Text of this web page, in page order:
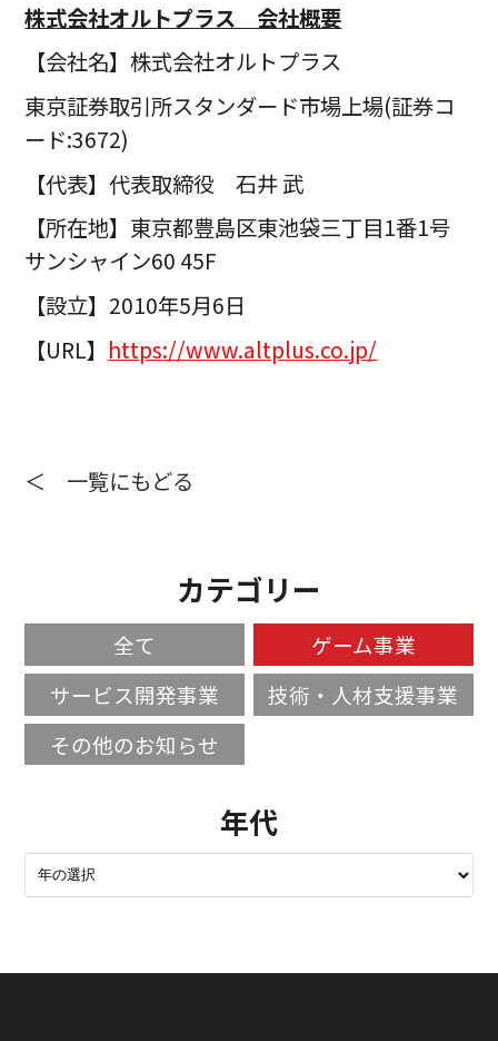
株式会社オルトプラス 会社概要
【会社名】株式会社オルトプラス
東京証券取引所スタンダード市場上場(証券コ
ード:3672)
【代表】代表取締役 石井 武
【所在地】東京都豊島区東池袋三丁目1番1号
サンシャイン60 45F
【設立】2010年5月6日
【URL】 https://www.altplus.co.jp/
＜ 一覧にもどる
カテゴリー
全て
ゲーム事業
サービス開発事業
技術・人材支援事業
その他のお知らせ
年代